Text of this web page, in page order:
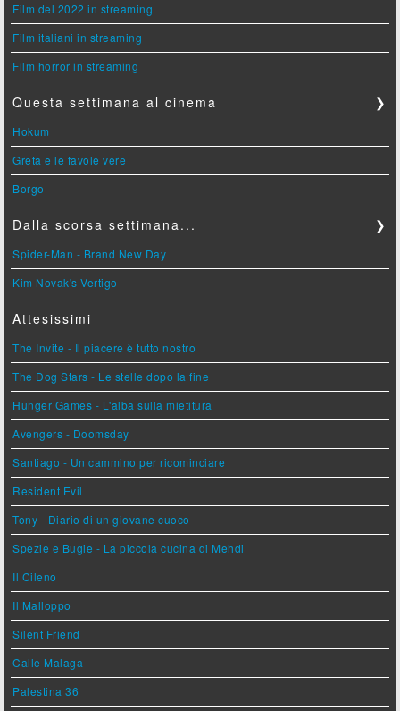
Film del 2022 in streaming
Film italiani in streaming
Film horror in streaming
Questa settimana al cinema ❯
Hokum
Greta e le favole vere
Borgo
Dalla scorsa settimana... ❯
Spider-Man - Brand New Day
Kim Novak's Vertigo
Attesissimi
The Invite - Il piacere è tutto nostro
The Dog Stars - Le stelle dopo la fine
Hunger Games - L'alba sulla mietitura
Avengers - Doomsday
Santiago - Un cammino per ricominciare
Resident Evil
Tony - Diario di un giovane cuoco
Spezie e Bugie - La piccola cucina di Mehdi
Il Cileno
Il Malloppo
Silent Friend
Calle Malaga
Palestina 36